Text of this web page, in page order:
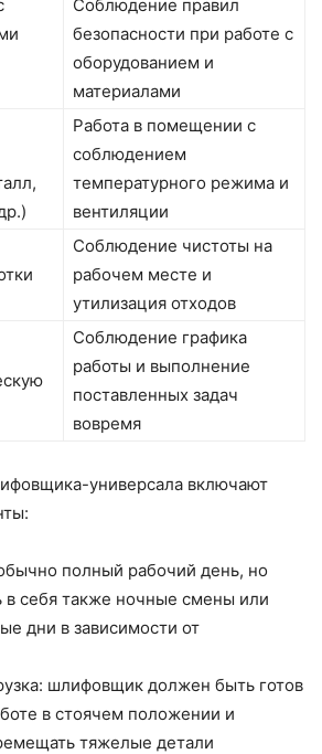
Соблюдение правил
безопасности при работе с
оборудованием и
материалами
Работа в помещении с
соблюдением
температурного режима и
вентиляции
Соблюдение чистоты на
рабочем месте и
утилизация отходов
Соблюдение графика
работы и выполнение
поставленных задач
вовремя
универсала включают
полный рабочий день, но
в себя также ночные смены или
дни в зависимости от
шлифовщик должен быть готов
в стоячем положении и
тяжелые детали